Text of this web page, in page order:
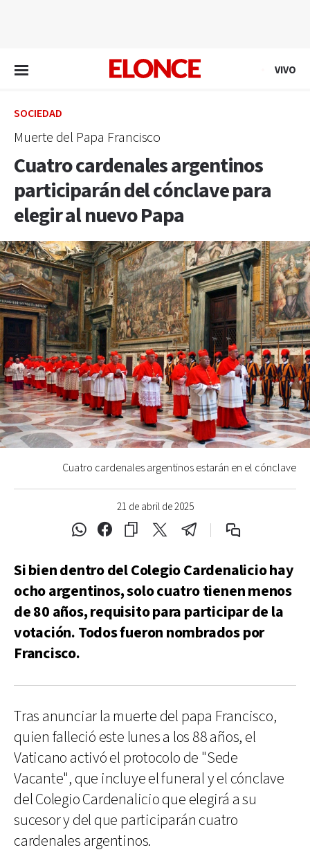
VIVO
SOCIEDAD
Muerte del Papa Francisco
Cuatro cardenales argentinos
participarán del cónclave para
elegir al nuevo Papa
21 de abril de 2025
Cuatro cardenales argentinos estarán en el cónclave
Si bien dentro del Colegio Cardenalicio hay
ocho argentinos, solo cuatro tienen menos
de 80 años, requisito para participar de la
votación. Todos fueron nombrados por
Francisco.
Tras anunciar la muerte del papa Francisco,
quien falleció este lunes a los 88 años, el
Vaticano activó el protocolo de "Sede
Vacante", que incluye el funeral y el cónclave
del Colegio Cardenalicio que elegirá a su
sucesor y del que participarán cuatro
cardenales argentinos.